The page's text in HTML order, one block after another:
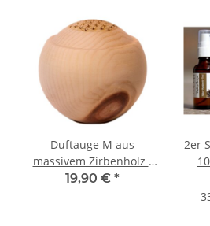
Duftauge M aus
massivem Zirbenholz -
Duftspender für
19,90 € *
2er